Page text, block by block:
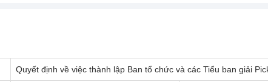
Quyết định về việc thành lập Ban tổ chức và các Tiểu ban giải